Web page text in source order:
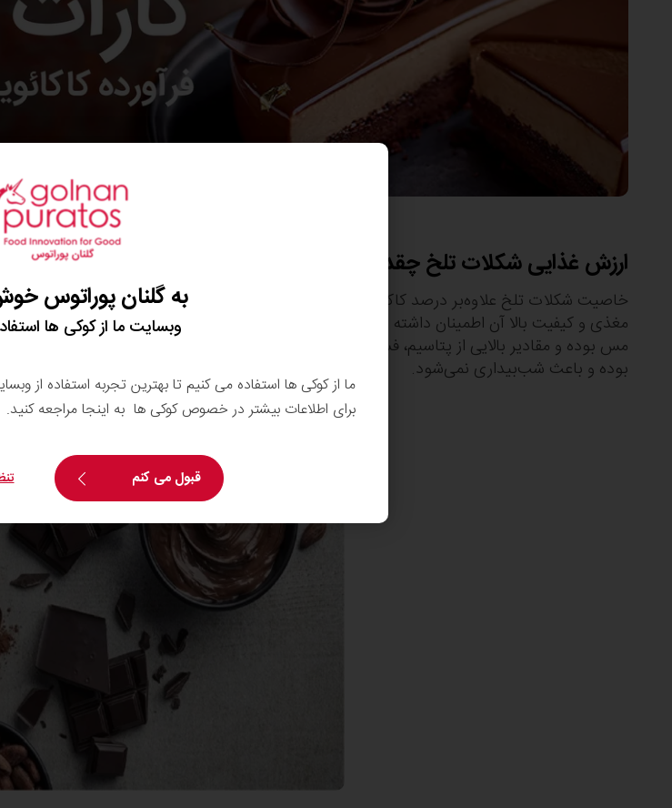
ارزش غذایی شکلات تلخ چقدر است؟
خاصیت شکلات تلخ علاوه‌بر درصد کاکائوی آن به ارزش غذایی و میزان مواد مغذی موجود در آن
مغذی و کیفیت بالا آن اطمینان داشته باشید.
دارای مقادیر مناسبی از فیبر
مس بوده و مقادیر بالایی از پتاسیم، فسفر، زینک و سلنیوم دارد. در این نوع شکلات محرک‌هایی
بوده و باعث شب‌بیداری نمی‌شود.
به گلنان پوراتوس
وبسایت ما از کوکی ها
ما از کوکی ها استفاده می کنیم تا بهترین تجربه استفاده از
برای اطلاعات بیشتر در خصوص کوکی ها به اینجا مراجعه کنید.
قبول می کنم